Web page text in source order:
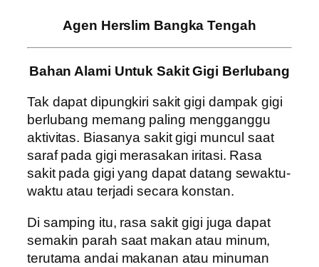
Agen Herslim Bangka Tengah
Bahan Alami Untuk Sakit Gigi Berlubang
Tak dapat dipungkiri sakit gigi dampak gigi
berlubang memang paling mengganggu
aktivitas. Biasanya sakit gigi muncul saat
saraf pada gigi merasakan iritasi. Rasa
sakit pada gigi yang dapat datang sewaktu-
waktu atau terjadi secara konstan.
Di samping itu, rasa sakit gigi juga dapat
semakin parah saat makan atau minum,
terutama andai makanan atau minuman